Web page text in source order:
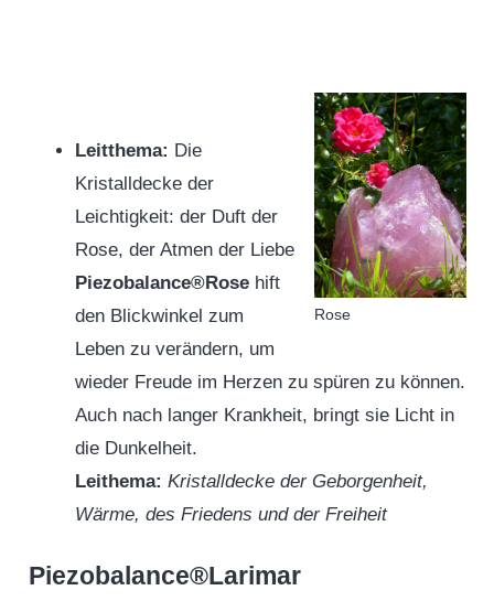
Rose
Leitthema: Die
Kristalldecke der
Leichtigkeit: der Duft der
Rose, der Atmen der Liebe
Piezobalance®Rose hift
den Blickwinkel zum
Leben zu verändern, um
wieder Freude im Herzen zu spüren zu können.
Auch nach langer Krankheit, bringt sie Licht in
die Dunkelheit.
Leithema: Kristalldecke der Geborgenheit,
Wärme, des Friedens und der Freiheit
Piezobalance®Larimar